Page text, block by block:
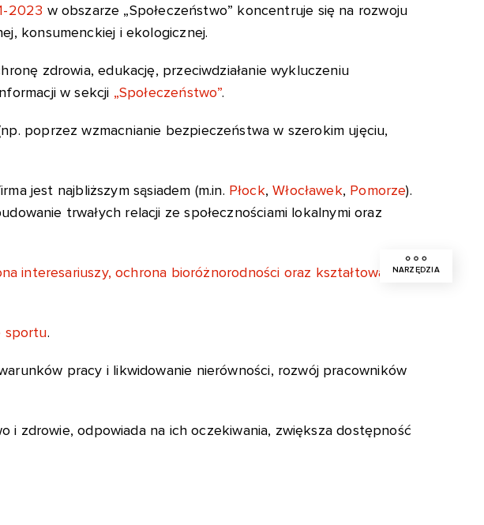
2023 w obszarze „Społeczeństwo” koncentruje się na rozwoju
konsumenckiej i ekologicznej.
zdrowia, edukację, przeciwdziałanie wykluczeniu
w sekcji „Społeczeństwo”.
poprzez wzmacnianie bezpieczeństwa w szerokim ujęciu,
jest najbliższym sąsiadem (m.in. Płock,Włocławek, Pomorze).
trwałych relacji ze społecznościami lokalnymi oraz
interesariuszy, ochrona bioróżnorodności oraz kształtowania
sportu.
pracy i likwidowanie nierówności, rozwój pracowników
i zdrowie, odpowiada na ich oczekiwania, zwiększa dostępność
Zaznaczenie
Zapisane
NARZĘDZIA